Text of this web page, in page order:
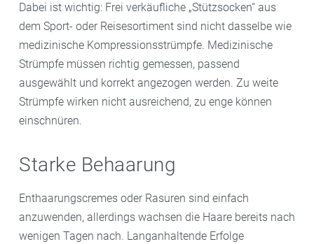
Dabei ist wichtig: Frei verkäufliche „Stützsocken“ aus
dem Sport- oder Reisesortiment sind nicht dasselbe wie
medizinische Kompressionsstrümpfe. Medizinische
Strümpfe müssen richtig gemessen, passend
ausgewählt und korrekt angezogen werden. Zu weite
Strümpfe wirken nicht ausreichend, zu enge können
einschnüren.
Starke Behaarung
Enthaarungscremes oder Rasuren sind einfach
anzuwenden, allerdings wachsen die Haare bereits nach
wenigen Tagen nach. Langanhaltende Erfolge